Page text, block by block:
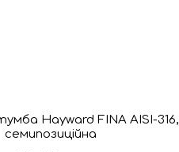
Hayward FINA AISI-316,
семипозиційна